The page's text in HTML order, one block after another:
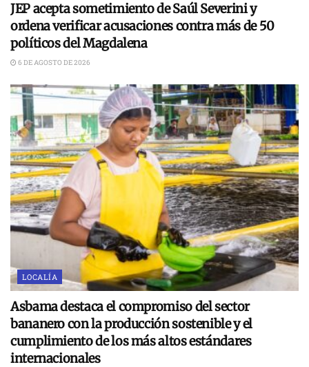
JEP acepta sometimiento de Saúl Severini y
ordena verificar acusaciones contra más de 50
políticos del Magdalena
6 DE AGOSTO DE 2026
LOCALÍA
Asbama destaca el compromiso del sector
bananero con la producción sostenible y el
cumplimiento de los más altos estándares
internacionales